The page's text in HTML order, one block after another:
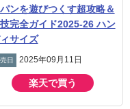
ンを遊びつくす超攻略＆
完全ガイド2025-26 ハン
サイズ
日 2025年09月11日
楽天で買う